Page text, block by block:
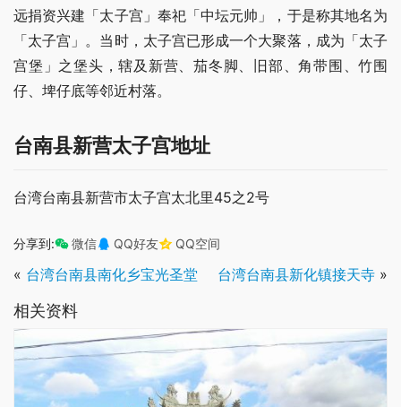
远捐资兴建「太子宫」奉祀「中坛元帅」，于是称其地名为
「太子宫」。当时，太子宫已形成一个大聚落，成为「太子
宫堡」之堡头，辖及新营、茄冬脚、旧部、角带围、竹围
仔、埤仔底等邻近村落。
台南县新营太子宫地址
台湾台南县新营市太子宫太北里45之2号
分享到: 微信 QQ好友 QQ空间
« 台湾台南县南化乡宝光圣堂 台湾台南县新化镇接天寺 »
相关资料